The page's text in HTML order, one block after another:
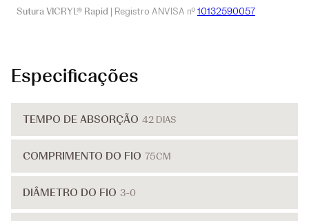
Sutura VICRYL® Rapid | Registro ANVISA nº10132590057
Especificações
TEMPO DE ABSORÇÃO 42 DIAS
COMPRIMENTO DO FIO 75CM
DIÂMETRO DO FIO 3-0